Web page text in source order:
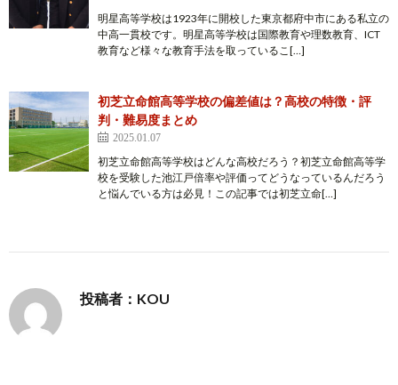
明星高等学校は1923年に開校した東京都府中市にある私立の
中高一貫校です。明星高等学校は国際教育や理数教育、ICT
教育など様々な教育手法を取っているこ[…]
初芝立命館高等学校の偏差値は？高校の特徴・評
判・難易度まとめ
2025.01.07
初芝立命館高等学校はどんな高校だろう？初芝立命館高等学
校を受験した池江戸倍率や評価ってどうなっているんだろう
と悩んでいる方は必見！この記事では初芝立命[…]
投稿者：KOU